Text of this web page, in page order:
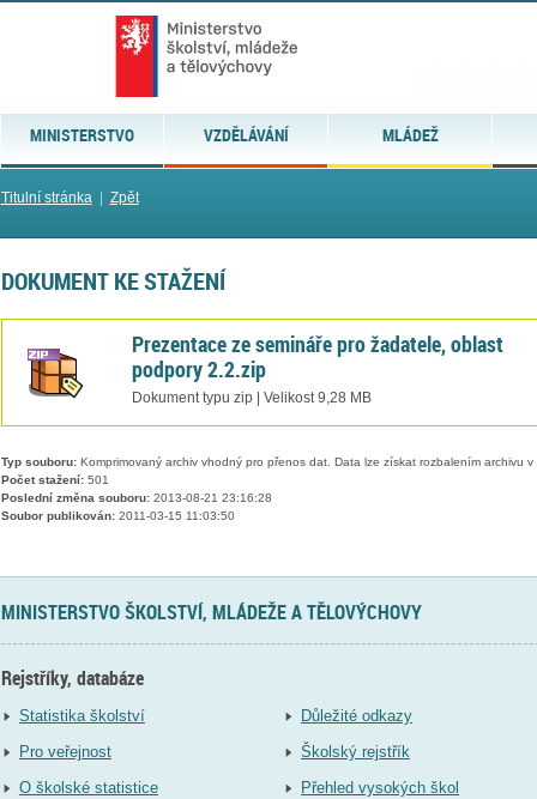
MINISTERSTVO VZDĚLÁVÁNÍ MLÁDEŽ
Titulní stránka| Zpět
DOKUMENT KE STAŽENÍ
Prezentace ze semináře pro žadatele, oblast
podpory 2.2.zip
Dokument typu zip | Velikost 9,28 MB
Typ souboru:Komprimovaný archiv vhodný pro přenos dat. Data lze získat rozbalením archivu
Počet stažení:501
Poslední změna souboru:2013-08-21 23:16:28
Soubor publikován:2011-03-15 11:03:50
MINISTERSTVO ŠKOLSTVÍ, MLÁDEŽE A TĚLOVÝCHOVY
Rejstříky, databáze
Statistika školství
Pro veřejnost
O školské statistice
Důležité odkazy
Školský rejstřík
Přehled vysokých škol